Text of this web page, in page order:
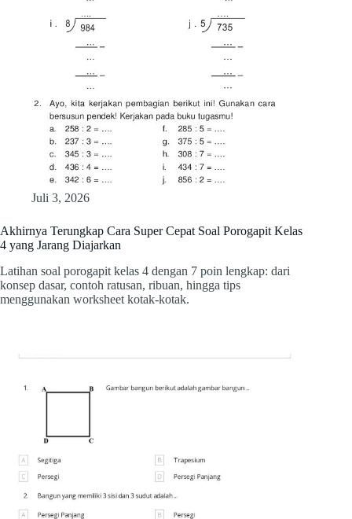
Juli 3, 2026
Akhirnya Terungkap Cara Super Cepat Soal Porogapit Kelas
4 yang Jarang Diajarkan
Latihan soal porogapit kelas 4 dengan 7 poin lengkap: dari
konsep dasar, contoh ratusan, ribuan, hingga tips
menggunakan worksheet kotak-kotak.